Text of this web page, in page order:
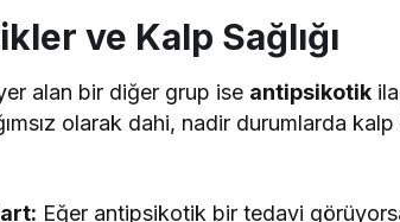
ve Kalp Sağlığı
alan bir diğer grup ise antipsikotik
olarak dahi, nadir durumlarda
Eğer antipsikotik bir tedavi